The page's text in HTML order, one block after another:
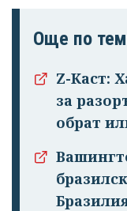
Още по
Z-Каст:
за
обрат